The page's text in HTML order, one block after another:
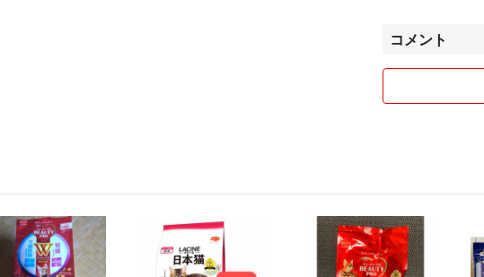
コメント